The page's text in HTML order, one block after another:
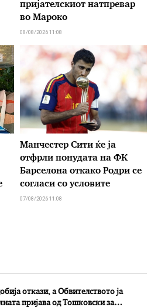
пријателскиот натпревар
во Мароко
08/08/2026 11:08
Манчестер Сити ќе ја
отфрли понудата на ФК
Барселона откако Родри се
согласи со условите
07/08/2026 11:08
откази, а Обвителството ја
пријава од Тошковски за